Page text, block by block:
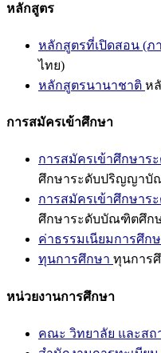
หลักสูตร
หลักสูตรที่เปิดสอน (ภ
ไทย)
หลักสูตรนานาชาติ ห
การสมัครเข้าศึกษา
การสมัครเข้าศึกษา
ศึกษาระดับปริญญาบั
การสมัครเข้าศึกษา
ศึกษาระดับบัณฑิตศึก
ค่าธรรมเนียมการศึก
ทุนการศึกษา ทุนการ
หน่วยงานการศึกษา
คณะ วิทยาลัย และสถ